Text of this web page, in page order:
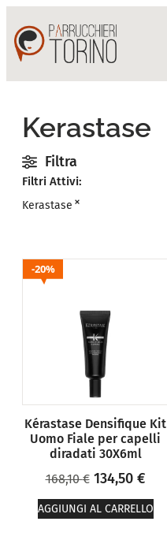
Kerastase
Filtra
Filtri Attivi:
Kerastase ×
20%
Kérastase Densifique Kit
Uomo Fiale per capelli
diradati 30X6ml
168,10€ 134,50 €
AGGIUNGI AL CARRELLO